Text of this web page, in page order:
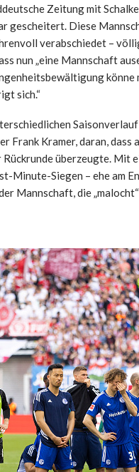
Zeitung mit
gescheitert. Diese
verabschiedet –
nun „eine Mannschaft
könne
sich.“
Frank Kramer, daran,
Rückrunde überzeugte.
Minute-Siegen – ehe am
Mannschaft, die